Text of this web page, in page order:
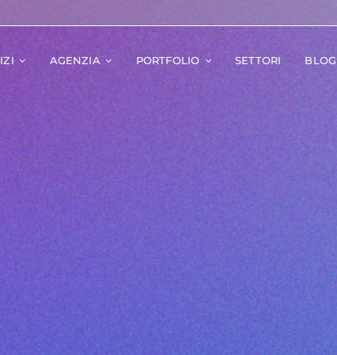
AGENZIA PORTFOLIO SETTORI BLOG